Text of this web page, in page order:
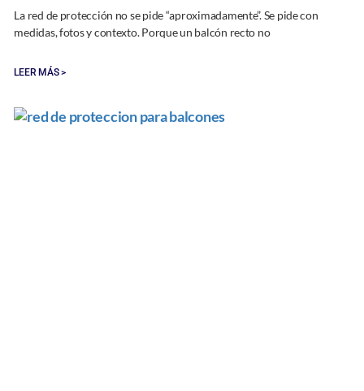
La red de protección no se pide “aproximadamente”. Se pide con
medidas, fotos y contexto. Porque un balcón recto no
LEER MÁS >